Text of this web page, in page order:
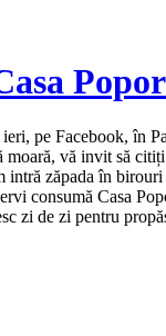
pe Facebook, în
moară, vă invit să
intră zăpada în
consumă Casa
zi de zi pentru